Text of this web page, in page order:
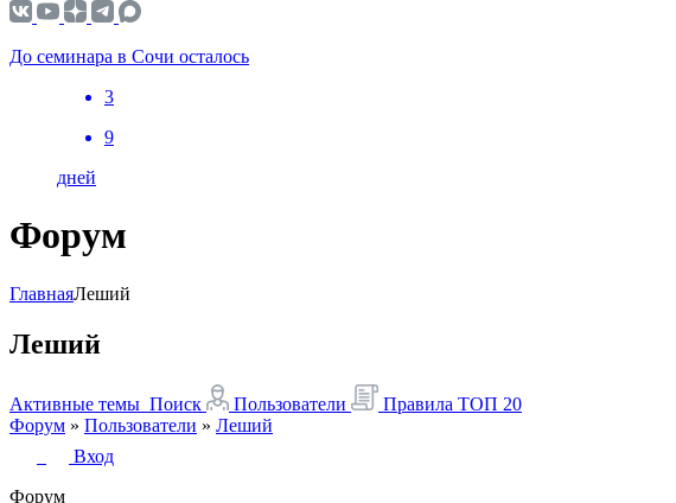
До семинара в Сочи осталось
3
9
дней
Форум
ГлавнаяЛеший
Леший
Активные темы Поиск Пользователи Правила ТОП 20
Форум » Пользователи » Леший
Вход
Форум